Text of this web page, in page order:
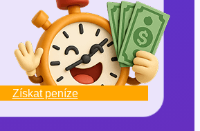
Získat peníze